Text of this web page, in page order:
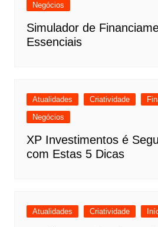
Negócios
Simulador de
Essenciais
Atualidades Criatividade
Negócios
XP Investimentos é
com Estas 5 Dicas
Atualidades Criatividade